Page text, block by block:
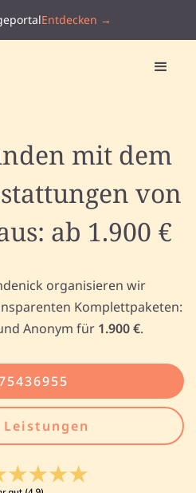
Entdecken →
mit dem
von
ab 1.900 €
organisieren wir
Komplettpaketen:
Anonym für 1.900 €.
Leistungen